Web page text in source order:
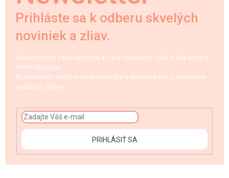
Prihláste sa k odberu skvelých
noviniek a zliav.
Rešpektujeme Vaše súkromie a nikdy nebudeme zdieľať Váš email s
tretími stranami.
*S odoslaním Vášho e-mailu súhlasíte s podmienkami o spracovaní
osobných údajov.
PRIHLÁSIŤ SA